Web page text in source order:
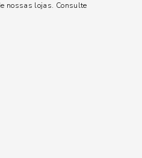
nossas lojas. Consulte